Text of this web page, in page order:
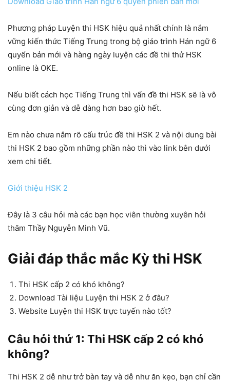
Phương pháp Luyện thi HSK hiệu quả nhất chính là nắm
vững kiến thức Tiếng Trung trong bộ giáo trình Hán ngữ 6
quyển bản mới và hàng ngày luyện các đề thi thử HSK
online là OKE.
Nếu biết cách học Tiếng Trung thì vấn đề thi HSK sẽ là vô
cùng đơn giản và dễ dàng hơn bao giờ hết.
Em nào chưa nắm rõ cấu trúc đề thi HSK 2 và nội dung bài
thi HSK 2 bao gồm những phần nào thì vào link bên dưới
xem chi tiết.
Giới thiệu HSK 2
Đây là 3 câu hỏi mà các bạn học viên thường xuyên hỏi
thăm Thầy Nguyễn Minh Vũ.
Giải đáp thắc mắc Kỳ thi HSK
Thi HSK cấp 2 có khó không?
Download Tài liệu Luyện thi HSK 2 ở đâu?
Website Luyện thi HSK trực tuyến nào tốt?
Câu hỏi thứ 1: Thi HSK cấp 2 có khó
không?
Thi HSK 2 dễ như trở bàn tay và dễ như ăn kẹo, bạn chỉ cần